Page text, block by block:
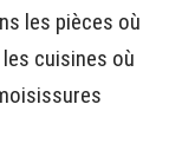
les pièces où
cuisines où